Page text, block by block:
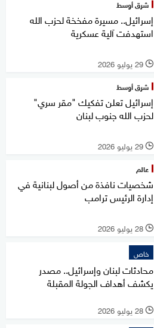
شرق أوسط
إسرائيل.. مسيرة مفخخة لحزب الله
استهدفت آلية عسكرية
l 29 يوليو 2026
شرق أوسط
إسرائيل تعلن تفكيك "مقر سري"
لحزب الله جنوب لبنان
l 29 يوليو 2026
عالم
شخصيات نافذة من أصول لبنانية في
إدارة الرئيس ترامب
l 28 يوليو 2026
خاص
محادثات لبنان وإسرائيل.. مصدر
يكشف أهداف الجولة المقبلة
l 28 يوليو 2026